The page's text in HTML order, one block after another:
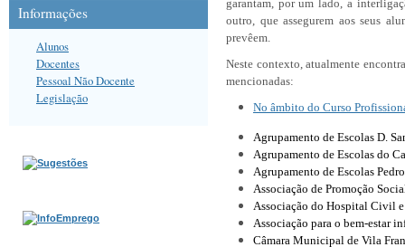
garantam, por um lado, a
outro, que assegurem aos seus
prevêem.
Neste contexto, atualmente
mencionadas:
No âmbito do Curso
Agrupamento de Escolas D.
Agrupamento de Escolas do
Agrupamento de Escolas
Associação de Promoção
Associação do Hospital Civil
Associação para o bem-estar
Câmara Municipal de Vila
Informações
Alunos
Docentes
Pessoal Não Docente
Legislação